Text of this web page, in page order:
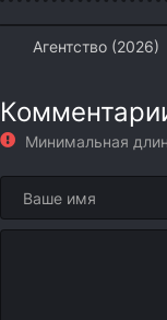
Агентство (2026)
Минимальная